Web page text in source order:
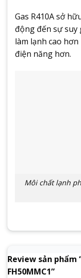
Gas R410A sở
động đến sự suy
làm lạnh cao hơn
điện năng hơn.
Môi chất lạnh
Review sản
FH50MMC1”